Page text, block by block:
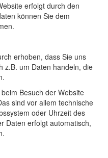
erfolgt durch den
können Sie dem
erhoben, dass Sie uns
z.B. um Daten handeln, die
Besuch der Website
sind vor allem technische
oder Uhrzeit des
Daten erfolgt automatisch,